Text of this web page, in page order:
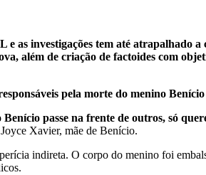
as investigações tem até atrapalhado
além de criação de factoides com
pela morte do menino
passe na frente de outros, só
Xavier, mãe de Benício.
indireta. O corpo do menino foi